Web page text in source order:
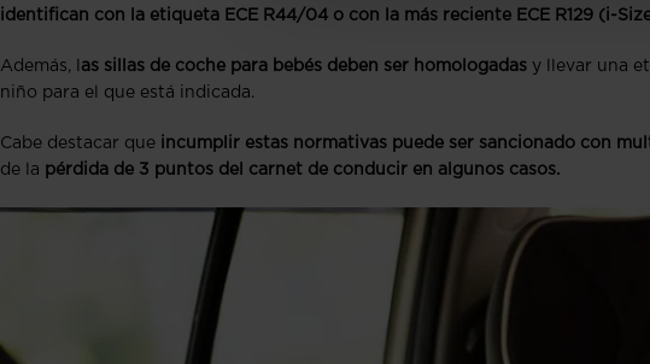
identifican con la etiqueta ECE R44/04 o con la más reciente ECE R129 (i-
Además, l as sillas de coche para bebés deben ser homologadas y llevar una
niño para el que está indicada.
Cabe destacar que incumplir estas normativas puede ser sancionado con
de la pérdida de 3 puntos del carnet de conducir en algunos casos.